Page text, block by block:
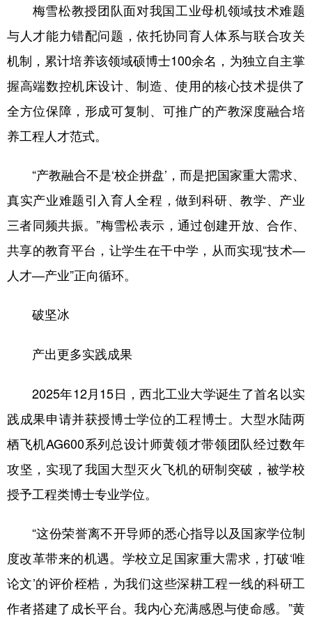
梅雪松教授团队面对我国工业母机领域技术难题
与人才能力错配问题，依托协同育人体系与联合攻关
机制，累计培养该领域硕博士100余名，为独立自主掌
握高端数控机床设计、制造、使用的核心技术提供了
全方位保障，形成可复制、可推广的产教深度融合培
养工程人才范式。
“产教融合不是‘校企拼盘’，而是把国家重大需求、
真实产业难题引入育人全程，做到科研、教学、产业
三者同频共振。”梅雪松表示，通过创建开放、合作、
共享的教育平台，让学生在干中学，从而实现“技术—
人才—产业”正向循环。
破坚冰
产出更多实践成果
2025年12月15日，西北工业大学诞生了首名以实
践成果申请并获授博士学位的工程博士。大型水陆两
栖飞机AG600系列总设计师黄领才带领团队经过数年
攻坚，实现了我国大型灭火飞机的研制突破，被学校
授予工程类博士专业学位。
“这份荣誉离不开导师的悉心指导以及国家学位制
度改革带来的机遇。学校立足国家重大需求，打破‘唯
论文’的评价桎梏，为我们这些深耕工程一线的科研工
作者搭建了成长平台。我内心充满感恩与使命感。”黄